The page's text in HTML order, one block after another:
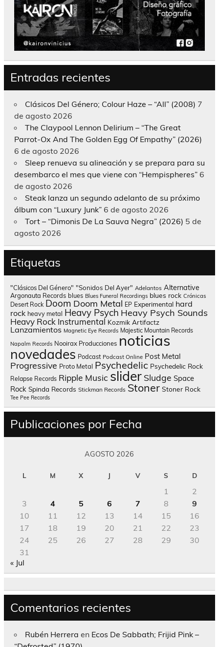
Entradas recientes
Clásicos Del Género; Colour Haze – “All” (2008) 7
de agosto 2026
The Claypool Lennon Delirium – “The Great
Parrot-Ox And The Golden Egg Of Empathy” (2026)
6 de agosto 2026
Sleep renueva su alineación y se prepara para su
desembarco el mes que viene con “Hempispheres” 6
de agosto 2026
Steak lanza un segundo adelanto de su próximo
álbum con “Luxury Junk” 6 de agosto 2026
Tort – “Dimonis De La Sauva Negra” (2026) 5 de
agosto 2026
Etiquetas
"Clásicos Del Género" "Sonidos Del Ayer" Adelantos Alternative
Argonauta Records blues Blues Funeral Recordings blues rock Crónicas
Desert Rock Doom Doom Metal EP Experimental hard
rock heavy metal Heavy Psych Heavy Psych Sounds
Heavy Rock Instrumental Kozmik Artifactz
Lanzamientos Magnetic Eye Records Majestic Mountain Records
Napalm Records Nooirax Producciones noticias
novedades Podcast Podcast Online Post Metal
Progressive Proto Metal Psychedelic Psychedelic Rock
Relapse Records Ripple Music slider Sludge Space
Rock Spinda Records Stickman Records Stoner Stoner Rock
Tee Pee Records
Publicaciones por Fecha
AGOSTO 2026
L M X J V S D
1
2
3
4 5 6 7 8
9
10
11 12 13 14 15
16
17
18 19 20 21 22
23
24
25 26 27 28 29
30
31
« Jul
Comentarios recientes
Rubén Herrera en Ecos De Sabbath; Frijid Pink –